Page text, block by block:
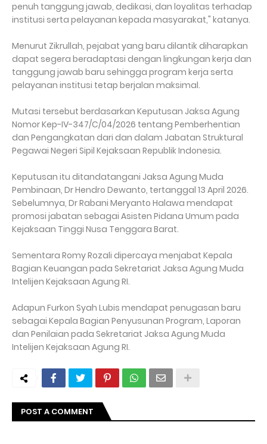
penuh tanggung jawab, dedikasi, dan loyalitas terhadap
institusi serta pelayanan kepada masyarakat," katanya.
Menurut Zikrullah, pejabat yang baru dilantik diharapkan
dapat segera beradaptasi dengan lingkungan kerja dan
tanggung jawab baru sehingga program kerja serta
pelayanan institusi tetap berjalan maksimal.
Mutasi tersebut berdasarkan Keputusan Jaksa Agung
Nomor Kep-IV-347/C/04/2026 tentang Pemberhentian
dan Pengangkatan dari dan dalam Jabatan Struktural
Pegawai Negeri Sipil Kejaksaan Republik Indonesia.
Keputusan itu ditandatangani Jaksa Agung Muda
Pembinaan, Dr Hendro Dewanto, tertanggal 13 April 2026.
Sebelumnya, Dr Rabani Meryanto Halawa mendapat
promosi jabatan sebagai Asisten Pidana Umum pada
Kejaksaan Tinggi Nusa Tenggara Barat.
Sementara Romy Rozali dipercaya menjabat Kepala
Bagian Keuangan pada Sekretariat Jaksa Agung Muda
Intelijen Kejaksaan Agung RI.
Adapun Furkon Syah Lubis mendapat penugasan baru
sebagai Kepala Bagian Penyusunan Program, Laporan
dan Penilaian pada Sekretariat Jaksa Agung Muda
Intelijen Kejaksaan Agung RI.
POST A COMMENT